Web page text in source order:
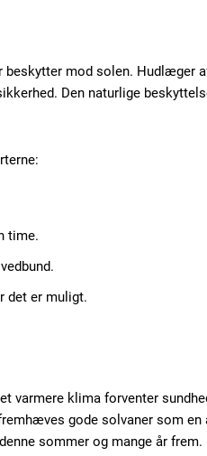
mod solen. Hudlæger
Den naturlige
time.
det er muligt.
varmere klima forventer
gode solvaner som
sommer og mange år frem.